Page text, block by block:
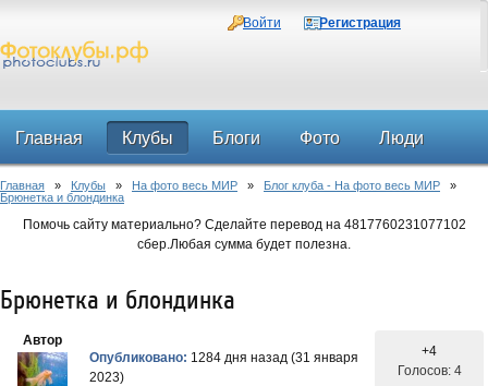
Войти Регистрация
Главная Клубы Блоги Фото Люди
Форум
Главная » Клубы » На фото весь МИР » Блог клуба - На фото весь МИР »
Брюнетка и блондинка
Помочь сайту материально? Сделайте перевод на 4817760231077102
сбер.Любая сумма будет полезна.
Брюнетка и блондинка
Автор
Опубликовано: 1284 дня назад (31 января
2023)
+4
Голосов: 4